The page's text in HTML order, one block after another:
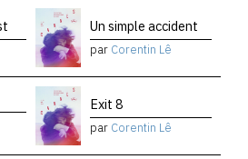
Un simple accident
par Corentin Lê
Exit 8
par Corentin Lê